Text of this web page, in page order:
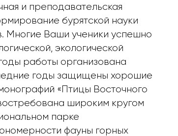
и преподавательская
бурятской науки
Многие Ваши ученики успешно
экологической
работы организована
годы защищены хорошие
«Птицы Восточного
широким кругом
парке
фауны горных